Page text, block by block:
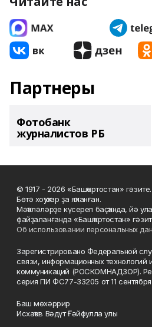
Партнеры
Фотобанк
журналистов РБ
© 1917 - 2026 «Башҡортостан» гәзите.
Бөтә хоҡуҡтар ҙа яҡланған.
Мәҡәләләрҙе күсереп баҫҡанда, йә
файҙаланғанда «Башҡортостан»
Об использовании персональных
Зарегистрировано Федеральной
связи, информационных технологий
коммуникаций (РОСКОМНАДЗОР).
серия ПИ ФС77-33205 от 11
Баш мөхәррир
Исхаҡов Вәдүт Ғәйфулла улы